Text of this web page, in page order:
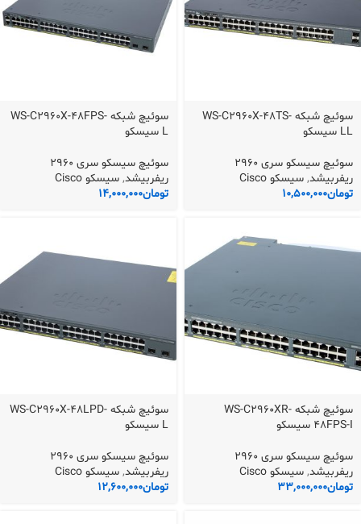
سوئیچ شبکه WS-C2960X-48TS-
LL سیسکو
سوئیچ سیسکو سری 2960
ریفربیشد, سیسکو Cisco
تومان10,500,000
سوئیچ شبکه WS-C2960X-48FPS-
L سیسکو
سوئیچ سیسکو سری 2960
ریفربیشد, سیسکو Cisco
تومان14,000,000
سوئیچ شبکه WS-C2960XR-
48FPS-I سیسکو
سوئیچ سیسکو سری 2960
ریفربیشد, سیسکو Cisco
تومان33,000,000
سوئیچ شبکه WS-C2960X-48LPD-
L سیسکو
سوئیچ سیسکو سری 2960
ریفربیشد, سیسکو Cisco
تومان12,600,000